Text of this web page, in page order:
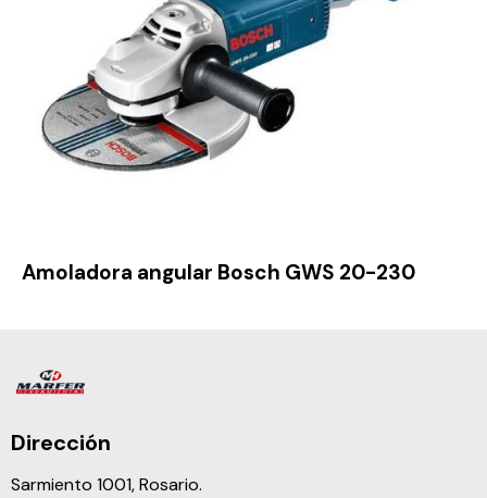
Amoladora angular Bosch GWS 20-230
Dirección
Sarmiento 1001, Rosario.